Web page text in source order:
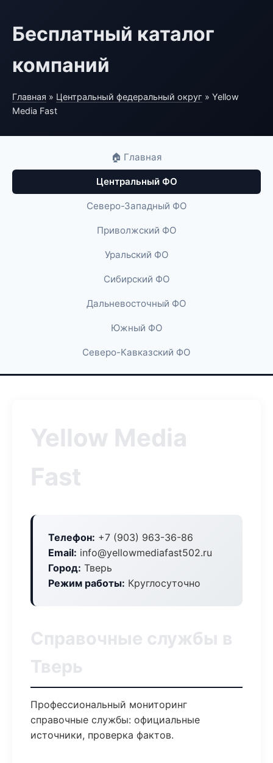
Бесплатный каталог
компаний
Главная » Центральный федеральный округ » Yellow
Media Fast
🏠 Главная
Центральный ФО
Северо-Западный ФО
Приволжский ФО
Уральский ФО
Сибирский ФО
Дальневосточный ФО
Южный ФО
Северо-Кавказский ФО
Yellow Media
Fast
Телефон: +7 (903) 963-36-86
Email: info@yellowmediafast502.ru
Город: Тверь
Режим работы: Круглосуточно
Справочные службы в
Тверь
Профессиональный мониторинг
справочные службы: официальные
источники, проверка фактов.